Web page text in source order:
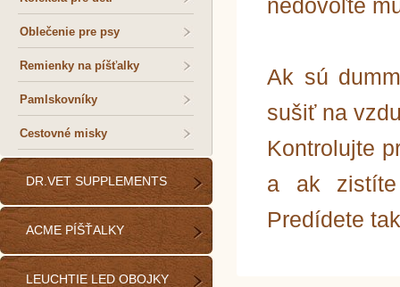
Oblečenie pre psy
Remienky na píšťalky
Pamlskovníky
Cestovné misky
DR.VET SUPPLEMENTS
ACME PÍŠŤALKY
LEUCHTIE LED OBOJKY
nedovoľte
Ak sú
sušiť na
Kontrolujte
a ak zistíte
Predídete